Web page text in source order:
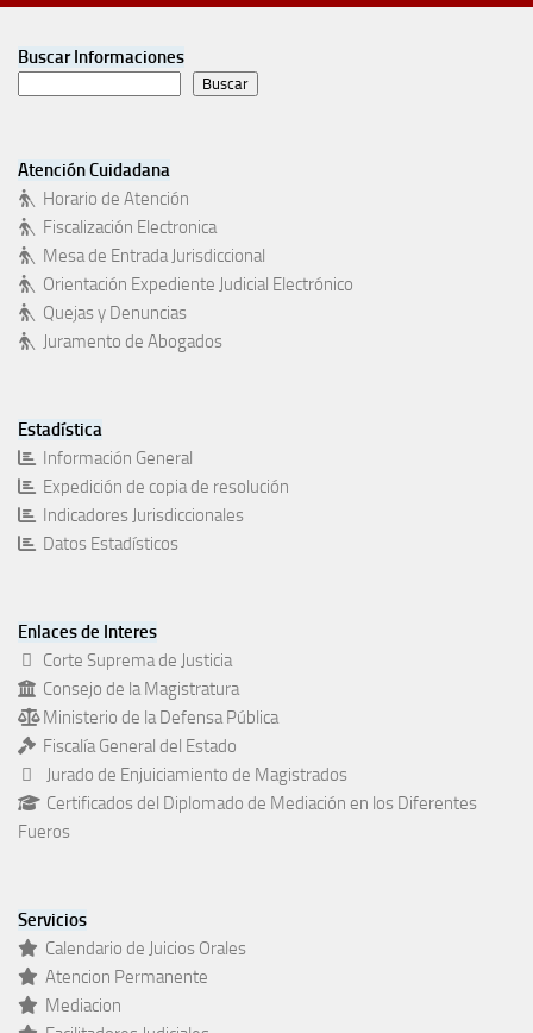
Buscar Informaciones
Buscar
Atención Cuidadana
Horario de Atención
Fiscalización Electronica
Mesa de Entrada Jurisdiccional
Orientación Expediente Judicial Electrónico
Quejas y Denuncias
Juramento de Abogados
Estadística
Información General
Expedición de copia de resolución
Indicadores Jurisdiccionales
Datos Estadísticos
Enlaces de Interes
Corte Suprema de Justicia
Consejo de la Magistratura
Ministerio de la Defensa Pública
Fiscalía General del Estado
Jurado de Enjuiciamiento de Magistrados
Certificados del Diplomado de Mediación en los Diferentes
Fueros
Servicios
Calendario de Juicios Orales
Atencion Permanente
Mediacion